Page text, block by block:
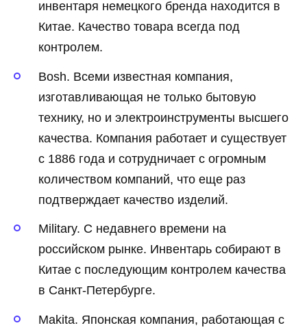
инвентаря немецкого бренда находится в
Китае. Качество товара всегда под
контролем.
Bosh. Всеми известная компания,
изготавливающая не только бытовую
технику, но и электроинструменты высшего
качества. Компания работает и существует
с 1886 года и сотрудничает с огромным
количеством компаний, что еще раз
подтверждает качество изделий.
Military. С недавнего времени на
российском рынке. Инвентарь собирают в
Китае с последующим контролем качества
в Санкт-Петербурге.
Makita. Японская компания, работающая с